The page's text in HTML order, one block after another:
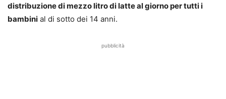
distribuzione di mezzo litro di latte al giorno per tutti i
bambini al di sotto dei 14 anni.
pubblicità